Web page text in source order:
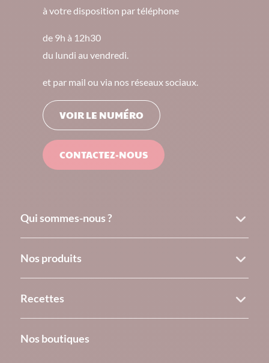
à votre disposition par téléphone
de 9h à 12h30
du lundi au vendredi.
et par mail ou via nos réseaux sociaux.
VOIR LE NUMÉRO
CONTACTEZ-NOUS
Qui sommes-nous ?
Nos produits
Recettes
Nos boutiques